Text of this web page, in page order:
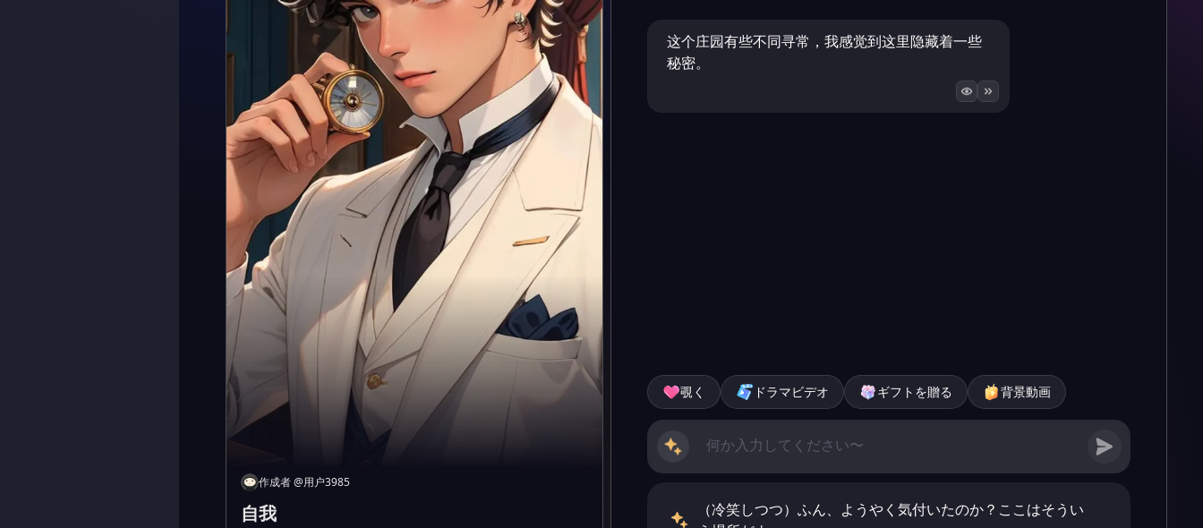
作成者@用户3985
自我
这个庄园有些不同寻常，我感觉到这里隐藏着一些
秘密。
覗く ドラマビデオ ギフトを贈る 背景動画
（冷笑しつつ）ふん、ようやく気付いたのか？ここはそうい